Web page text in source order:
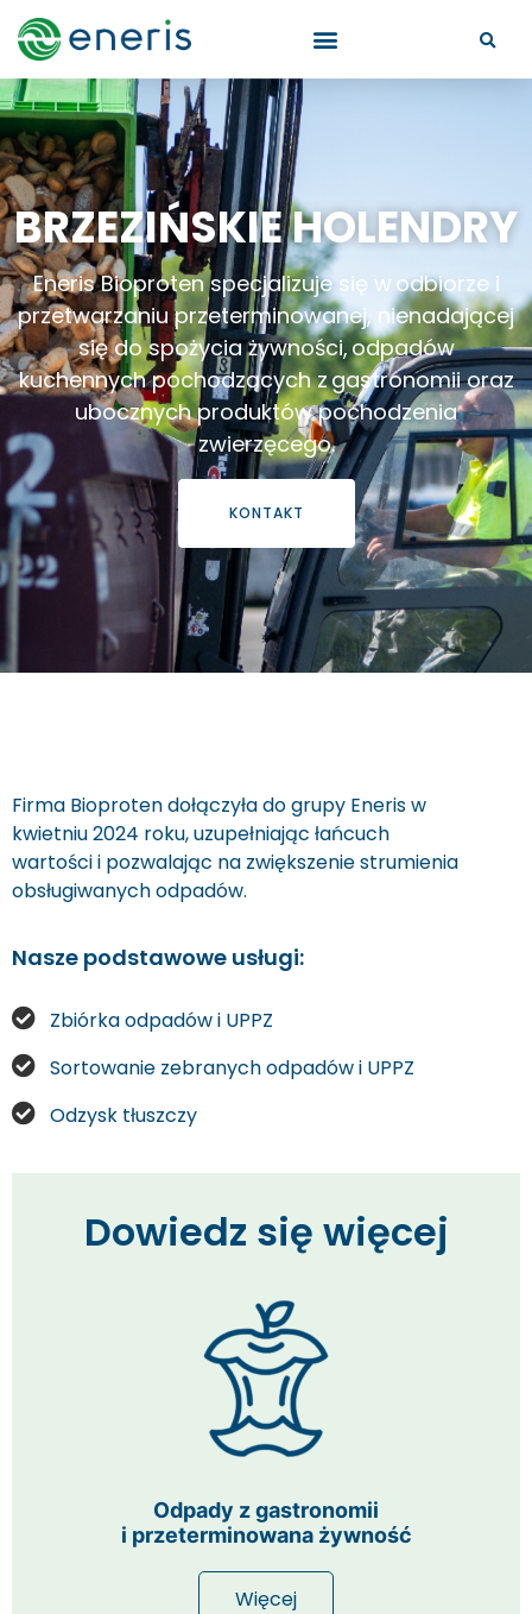
BRZEZIŃSKIE HOLENDRY
Eneris Bioproten specjalizuje się w odbiorze i
przetwarzaniu przeterminowanej, nienadającej
się do spożycia żywności, odpadów
kuchennych pochodzących z gastronomii oraz
ubocznych produktów pochodzenia
zwierzęcego.
KONTAKT
Firma Bioproten dołączyła do grupy Eneris w
kwietniu 2024 roku, uzupełniając łańcuch
wartości i pozwalając na zwiększenie strumienia
obsługiwanych odpadów.
Nasze podstawowe usługi:
Zbiórka odpadów i UPPZ
​Sortowanie zebranych odpadów i UPPZ​
Odzysk tłuszczy​
Dowiedz się więcej
Odpady z gastronomii
i przeterminowana żywność
Więcej